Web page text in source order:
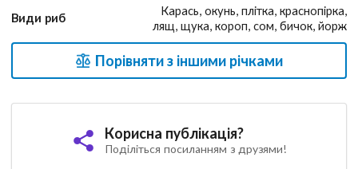
Види риб
Карась, окунь, плітка, краснопірка,
лящ, щука, короп, сом, бичок, йорж
Порівняти з іншими річками
Корисна публікація?
Поділіться посиланням з друзями!